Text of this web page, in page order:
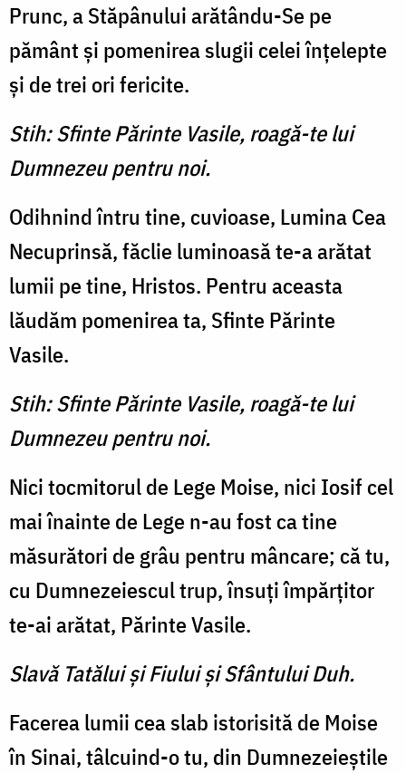
Prunc, a Stăpânului arătându-Se pe
pământ şi pomenirea slugii celei înţelepte
şi de trei ori fericite.
Stih: Sfinte Părinte Vasile, roagă-te lui
Dumnezeu pentru noi.
Odihnind întru tine, cuvioase, Lumina Cea
Necuprinsă, făclie luminoasă te-a arătat
lumii pe tine, Hristos. Pentru aceasta
lăudăm pomenirea ta, Sfinte Părinte
Vasile.
Stih: Sfinte Părinte Vasile, roagă-te lui
Dumnezeu pentru noi.
Nici tocmitorul de Lege Moise, nici Iosif cel
mai înainte de Lege n-au fost ca tine
măsurători de grâu pentru mâncare; că tu,
cu Dumnezeiescul trup, însuţi împărţitor
te-ai arătat, Părinte Vasile.
Slavă Tatălui şi Fiului şi Sfântului Duh.
Facerea lumii cea slab istorisită de Moise
în Sinai, tâlcuind-o tu, din Dumnezeieştile